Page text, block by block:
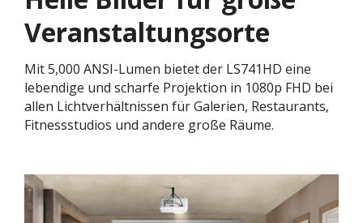
Veranstaltungsorte
Mit 5,000 ANSI-Lumen bietet der LS741HD eine
lebendige und scharfe Projektion in 1080p FHD bei
allen Lichtverhältnissen für Galerien, Restaurants,
Fitnessstudios und andere große Räume.